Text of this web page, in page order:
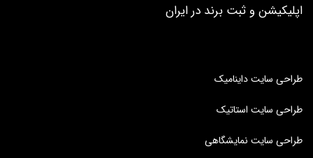
اپلیکیشن و ثبت برند در ایران
طراحی سایت داینامیک
طراحی سایت استاتیک
طراحی سایت نمایشگاهی